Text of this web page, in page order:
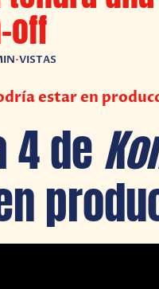
off
•VISTAS
estar en
4 de